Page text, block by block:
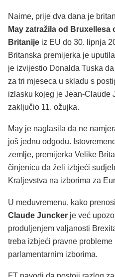
Naime, prije dva dana je
May zatražila od Bruxellesa
Britanije iz EU do 30. lipnja
Britanska premijerka je
je izvijestio Donalda Tuska
za tri mjeseca u skladu s
izlasku kojeg je Jean-Claude
zaključio 11. ožujka.
May je naglasila da ne
još jednu odgodu.
zemlje, premijerka Velike
činjenicu da želi izbjeći
Kraljevstva na izborima za
U međuvremenu, kako
Claude Juncker je već
produljenjem valjanosti
treba izbjeći pravne
parlamentarnim izborima.